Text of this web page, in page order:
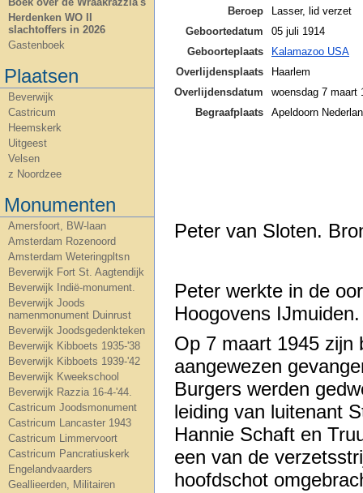
Herdenken WO II
slachtoffers in 2026
Gastenboek
Plaatsen
Beverwijk
Castricum
Heemskerk
Uitgeest
Velsen
z Noordzee
Monumenten
Amersfoort, BW-laan
Amsterdam Rozenoord
Amsterdam Weteringpltsn
Beverwijk Fort St. Aagtendijk
Beverwijk Indië-monument.
Beverwijk Joods
namenmonument Duinrust
Beverwijk Joodsgedenkteken
Beverwijk Kibboets 1935-'38
Beverwijk Kibboets 1939-'42
Beverwijk Kweekschool
Beverwijk Razzia 16-4-'44.
Castricum Joodsmonument
Castricum Lancaster 1943
Castricum Limmervoort
Castricum Pancratiuskerk
Engelandvaarders
Geallieerden, Militairen
Beroep
Lasser, lid verzet
Geboortedatum
05 juli 1914
Geboorteplaats
Kalamazoo USA
Overlijdensplaats
Haarlem
Overlijdensdatum
woensdag 7 maart
Begraafplaats
Apeldoorn
Peter van Sloten.
Peter werkte in de
Hoogovens IJmuiden.
Op 7 maart 1945 zijn
aangewezen
Burgers werden
leiding van luitenant
Hannie Schaft en
een van de
hoofdschot